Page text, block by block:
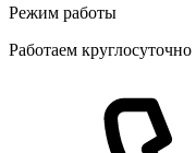
Режим работы
Работаем круглосуточно